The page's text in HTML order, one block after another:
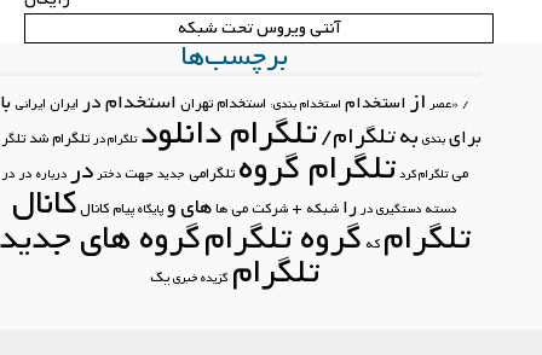
آنتی ویروس تحت شبکه
برچسب‌ها
«عصرازاستخداماستخدام بندی:استخدام تهراناستخدام درایرانایرانیبا
برای بندیبهتلگرام/تلگرام دانلودتلگرام درتلگرام شدتلگرام
میتلگرام کردتلگرام گروهتلگرامیجدید جهتدختردر درباره در در
دستهدستگیری در راشبکه + شرکتمیها هایو پایگاهپیامکانالکانال
تلگرامکهگروه تلگرامگروه های جدید
تلگرامگزیده خبرییک